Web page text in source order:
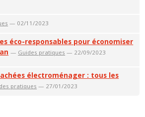
— 02/11/2023
éco-responsables pour économiser
— Guides pratiques — 22/09/2023
électroménager : tous les
pratiques — 27/01/2023